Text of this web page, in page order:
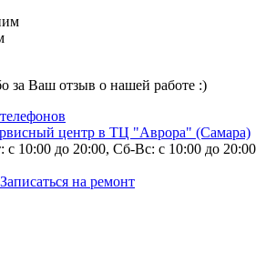
за Ваш отзыв о нашей работе :)
центр в ТЦ "Аврора" (Самара)
10:00 до 20:00, Сб-Вс: с 10:00 до 20:00
Записаться на ремонт